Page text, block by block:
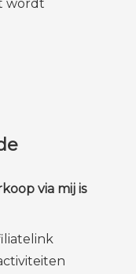
wordt
via mij is